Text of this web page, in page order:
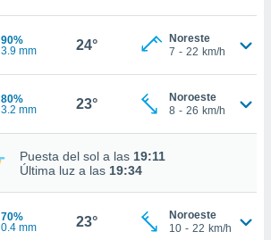
90%
3.9 mm
24°
Noreste
7 - 22 km/h
80%
3.2 mm
23°
Noroeste
8 - 26 km/h
Puesta del sol a las 19:11
Última luz a las 19:34
70%
0.4 mm
23°
Noroeste
10 - 22 km/h